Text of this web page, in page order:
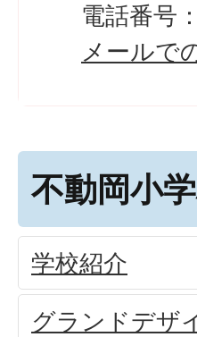
電話番号
メールで
不動岡小
学校紹介
グランドデザ